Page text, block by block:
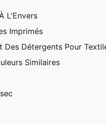
L'Envers
Imprimés
Des Détergents Pour
Similaires